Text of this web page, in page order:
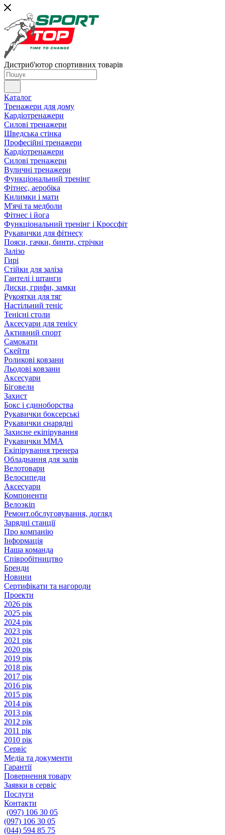
Дистриб'ютор спортивних товарів
Каталог
Тренажери для дому
Кардіотренажери
Силові тренажери
Шведська стінка
Професійні тренажери
Кардіотренажери
Силові тренажери
Вуличні тренажери
Функціональний тренінг
Фітнес, аеробіка
Килимки і мати
М'ячі та медболи
Фітнес і йога
Функціональний тренінг і Кроссфіт
Рукавички для фітнесу
Пояси, гачки, бинти, стрічки
Залізо
Гирі
Стійки для заліза
Гантелі і штанги
Диски, грифи, замки
Рукоятки для тяг
Настільний теніс
Тенісні столи
Аксесуари для тенісу
Активний спорт
Самокати
Скейти
Роликові ковзани
Льодові ковзани
Аксесуари
Біговели
Захист
Бокс і єдиноборства
Рукавички боксерські
Рукавички снарядні
Захисне екіпірування
Рукавички ММА
Екіпірування тренера
Обладнання для залів
Велотовари
Велосипеди
Аксесуари
Компоненти
Велоэкіп
Ремонт.обслуговування, догляд
Зарядні станції
Про компанію
Інформація
Наша команда
Співробітництво
Бренди
Новини
Сертифікати та нагороди
Проекти
2026 рік
2025 рік
2024 рік
2023 рік
2021 рік
2020 рік
2019 рік
2018 рік
2017 рік
2016 рік
2015 рік
2014 рік
2013 рік
2012 рік
2011 рік
2010 рік
Сервіс
Медіа та документи
Гарантії
Повернення товару
Заявки в сервіс
Послуги
Контакти
(097) 106 30 05
(097) 106 30 05
(044) 594 85 75